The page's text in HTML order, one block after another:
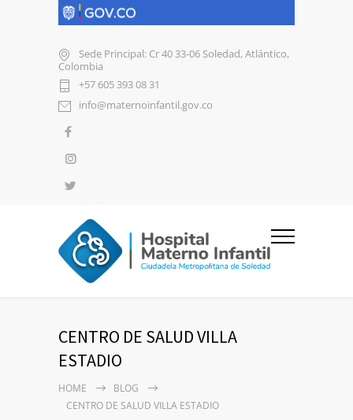
Sede Principal: Cr 40 33-06 Soledad, Atlántico,
Colombia
+57 605 393 08 31
info@maternoinfantil.gov.co
CENTRO DE SALUD VILLA
ESTADIO
HOME
BLOG
CENTRO DE SALUD VILLA ESTADIO